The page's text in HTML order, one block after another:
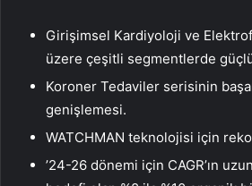
Girişimsel Kardiyoloji ve
üzere çeşitli segmentlerde
Koroner Tedaviler serisinin
genişlemesi.
WATCHMAN teknolojisi için
’24-26 dönemi için CAGR’ın